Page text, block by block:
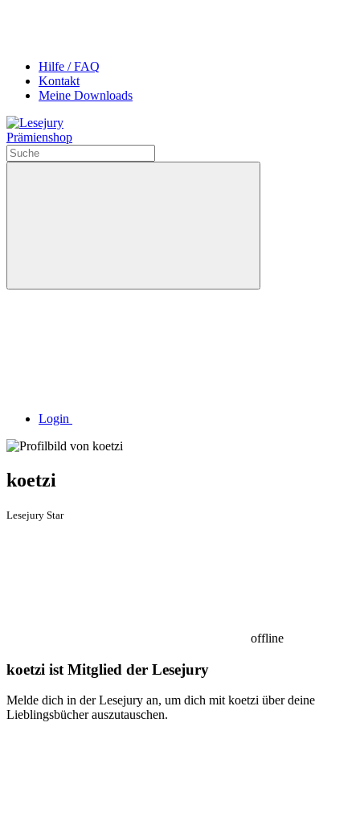
Hilfe / FAQ
Kontakt
Meine Downloads
Prämienshop
Login
koetzi
Lesejury Star
offline
koetzi ist Mitglied der Lesejury
Melde dich in der Lesejury an, um dich mit koetzi über deine
Lieblingsbücher auszutauschen.